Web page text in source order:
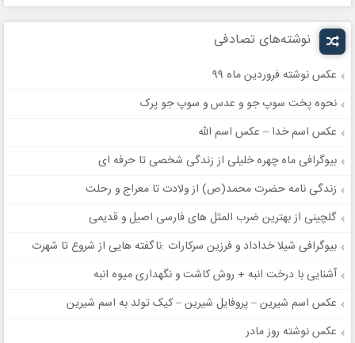
نوشته‌های تصادفی
عکس نوشته فروردین ماه 99
نحوه پخت سوپ جو و عدس و سوپ جو پرک
عکس اسم خدا – عکس اسم الله
بیوگرافی ماه چهره خلیلی از زندگی شخصی تا حرفه ای
زندگی نامه حضرت محمد(ص) از ولادت تا معراج و رحلت
گلچینی از بهترین ضرب المثل های فارسی اصیل و قدیمی
بیوگرافی شیلا خداداد و فرزین سرکارات :ناگفته هایی از شروع تا شهرت
آشنایی با درخت انبه + روش کاشت و نگهداری میوه انبه
عکس اسم شیرین – پروفایل شیرین – کیک تولد به اسم شیرین
عکس نوشته روز مادر